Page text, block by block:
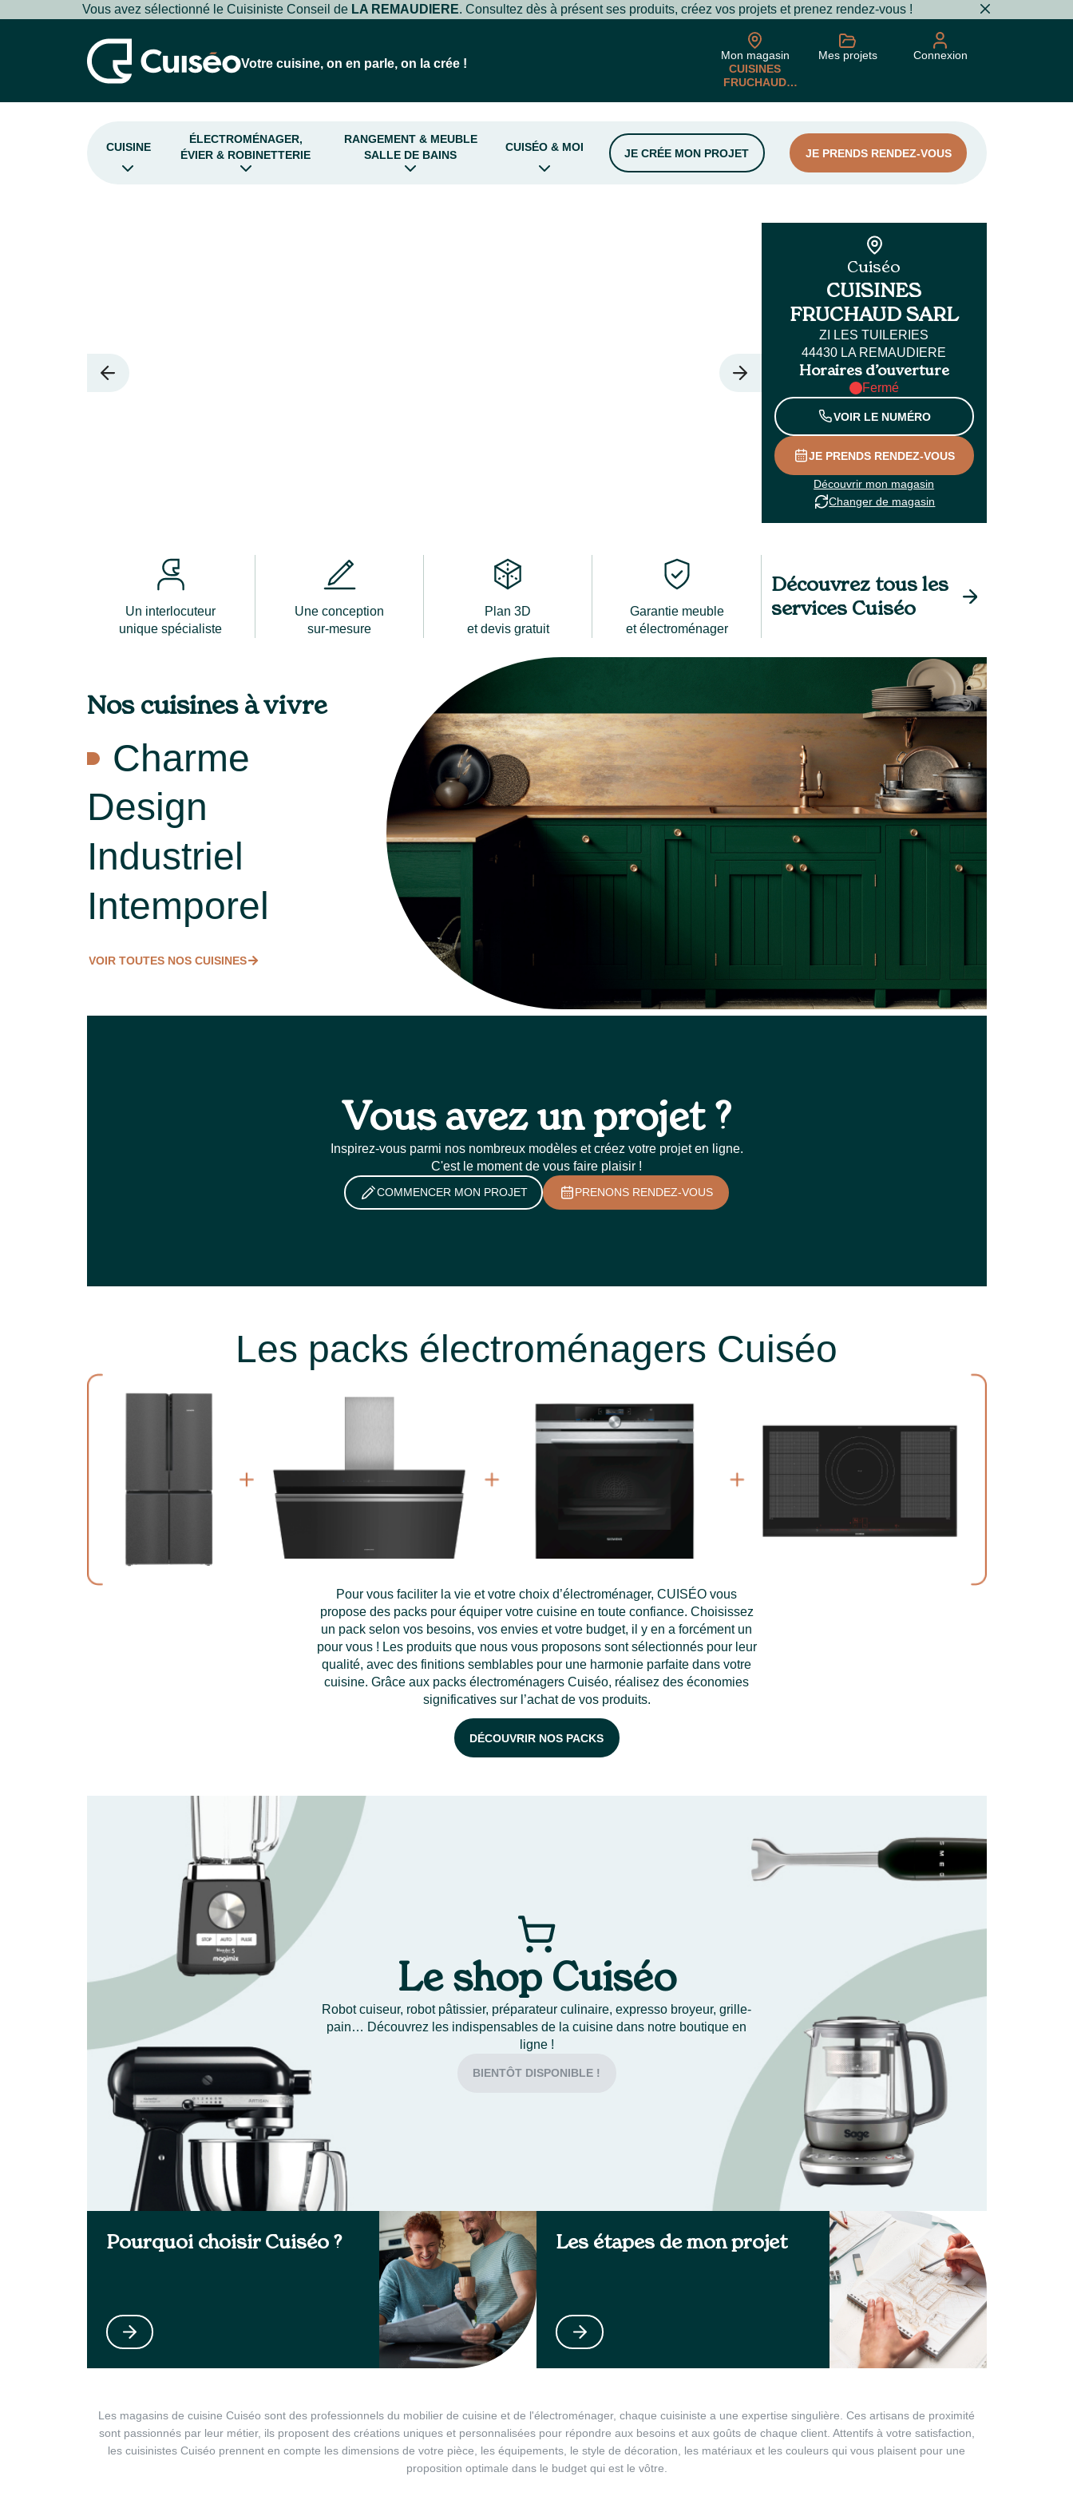
Vous avez sélectionné le Cuisiniste Conseil de LA REMAUDIERE. Consultez dès à présent ses produits, créez vos projets et prenez rendez-vous !
Votre cuisine, on en parle, on la crée !
Mon magasin
CUISINES
FRUCHAUD
Mes projets Connexion
CUISINE
ÉLECTROMÉNAGER,
ÉVIER & ROBINETTERIE
RANGEMENT & MEUBLE
SALLE DE BAINS
CUISÉO & MOI JE CRÉE MON PROJET JE PRENDS RENDEZ-VOUS
Cuiséo
CUISINES
FRUCHAUD SARL
ZI LES TUILERIES
44430 LA REMAUDIERE
Horaires d’ouverture
Fermé
VOIR LE NUMÉRO
JE PRENDS RENDEZ-VOUS
Découvrir mon magasin
Changer de magasin
Découvrez tous les
services Cuiséo
Plan 3D
et devis gratuit
Garantie meuble
et électroménager
Un interlocuteur
unique spécialiste
Une conception
sur-mesure
Nos cuisines à vivre
Charme
Design
Industriel
Intemporel
VOIR TOUTES NOS CUISINES
Vous avez un projet ?
Inspirez-vous parmi nos nombreux modèles et créez votre projet en ligne.
C'est le moment de vous faire plaisir !
COMMENCER MON PROJET PRENONS RENDEZ-VOUS
Les packs électroménagers Cuiséo
Pour vous faciliter la vie et votre choix d’électroménager, CUISÉO vous
propose des packs pour équiper votre cuisine en toute confiance. Choisissez
un pack selon vos besoins, vos envies et votre budget, il y en a forcément un
pour vous ! Les produits que nous vous proposons sont sélectionnés pour leur
qualité, avec des finitions semblables pour une harmonie parfaite dans votre
cuisine. Grâce aux packs électroménagers Cuiséo, réalisez des économies
significatives sur l’achat de vos produits.
DÉCOUVRIR NOS PACKS
Le shop Cuiséo
Robot cuiseur, robot pâtissier, préparateur culinaire, expresso broyeur, grille-
pain… Découvrez les indispensables de la cuisine dans notre boutique en
ligne !
BIENTÔT DISPONIBLE !
Pourquoi choisir Cuiséo ? Les étapes de mon projet
Les magasins de cuisine Cuiséo sont des professionnels du mobilier de cuisine et de l'électroménager, chaque cuisiniste a une expertise singulière. Ces artisans de proximité
sont passionnés par leur métier, ils proposent des créations uniques et personnalisées pour répondre aux besoins et aux goûts de chaque client. Attentifs à votre satisfaction,
les cuisinistes Cuiséo prennent en compte les dimensions de votre pièce, les équipements, le style de décoration, les matériaux et les couleurs qui vous plaisent pour une
proposition optimale dans le budget qui est le vôtre.